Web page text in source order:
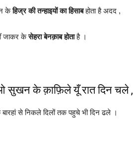
केहिज्र की तन्हाइयों का हिसाबहोता है अदद ,
जाकर केसेहरा बेनक़ाब होताहै ।
सुखन के क़ाफ़िले यूँ रात दिन चले ,
बारहां से निकले दिलों तक पहुचे भी दिन ढले ।